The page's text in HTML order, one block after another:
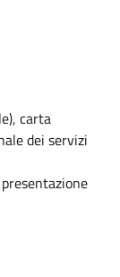
carta
dei servizi